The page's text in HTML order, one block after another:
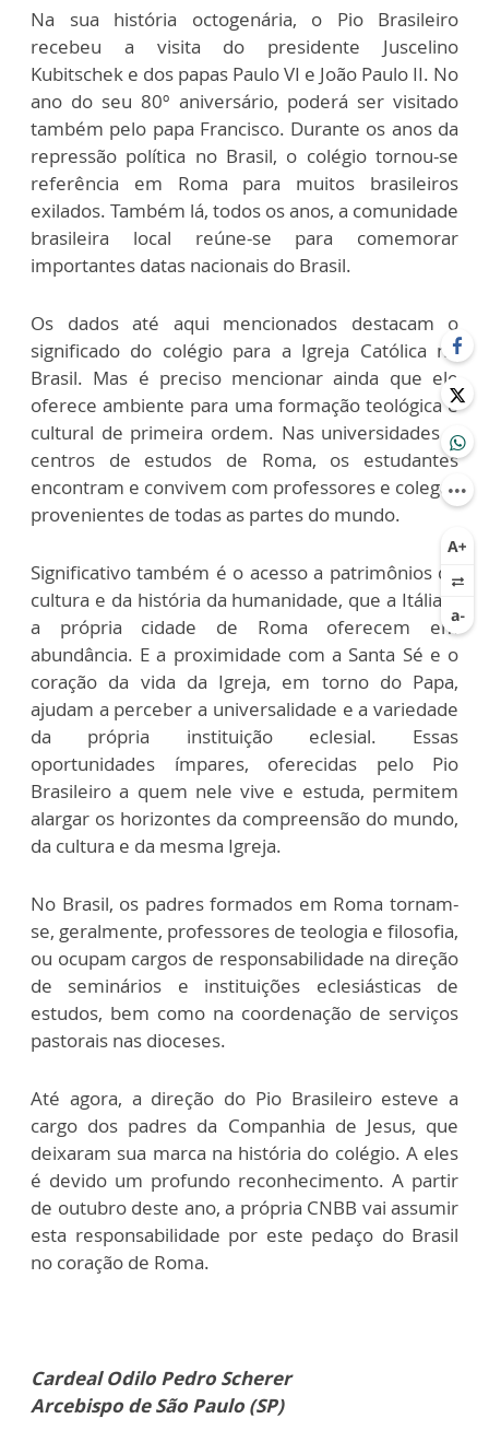
Na sua história octogenária, o Pio Brasileiro
recebeu a visita do presidente Juscelino
Kubitschek e dos papas Paulo VI e João Paulo II. No
ano do seu 80º aniversário, poderá ser visitado
também pelo papa Francisco. Durante os anos da
repressão política no Brasil, o colégio tornou-se
referência em Roma para muitos brasileiros
exilados. Também lá, todos os anos, a comunidade
brasileira local reúne-se para comemorar
importantes datas nacionais do Brasil.
Os dados até aqui mencionados destacam o
significado do colégio para a Igreja Católica no
Brasil. Mas é preciso mencionar ainda que ele
oferece ambiente para uma formação teológica e
cultural de primeira ordem. Nas universidades e
centros de estudos de Roma, os estudantes
encontram e convivem com professores e colegas
provenientes de todas as partes do mundo.
Significativo também é o acesso a patrimônios da
cultura e da história da humanidade, que a Itália e
a própria cidade de Roma oferecem em
abundância. E a proximidade com a Santa Sé e o
coração da vida da Igreja, em torno do Papa,
ajudam a perceber a universalidade e a variedade
da própria instituição eclesial. Essas
oportunidades ímpares, oferecidas pelo Pio
Brasileiro a quem nele vive e estuda, permitem
alargar os horizontes da compreensão do mundo,
da cultura e da mesma Igreja.
No Brasil, os padres formados em Roma tornam-
se, geralmente, professores de teologia e filosofia,
ou ocupam cargos de responsabilidade na direção
de seminários e instituições eclesiásticas de
estudos, bem como na coordenação de serviços
pastorais nas dioceses.
Até agora, a direção do Pio Brasileiro esteve a
cargo dos padres da Companhia de Jesus, que
deixaram sua marca na história do colégio. A eles
é devido um profundo reconhecimento. A partir
de outubro deste ano, a própria CNBB vai assumir
esta responsabilidade por este pedaço do Brasil
no coração de Roma.
Cardeal Odilo Pedro Scherer
Arcebispo de São Paulo (SP)